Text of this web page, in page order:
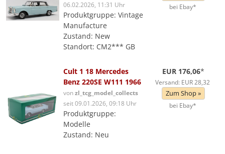
06.02.2026, 11:31 Uhr
Produktgruppe: Vintage
Manufacture
Zustand: New
Standort: CM2*** GB
bei Ebay*
Cult 1 18 Mercedes
Benz 220SE W111 1966
vonzl_tcg_model_collects
seit 09.01.2026, 09:18 Uhr
Produktgruppe:
Modelle
Zustand: Neu
EUR 176,06*
Versand: EUR 28,32
Zum Shop »
bei Ebay*